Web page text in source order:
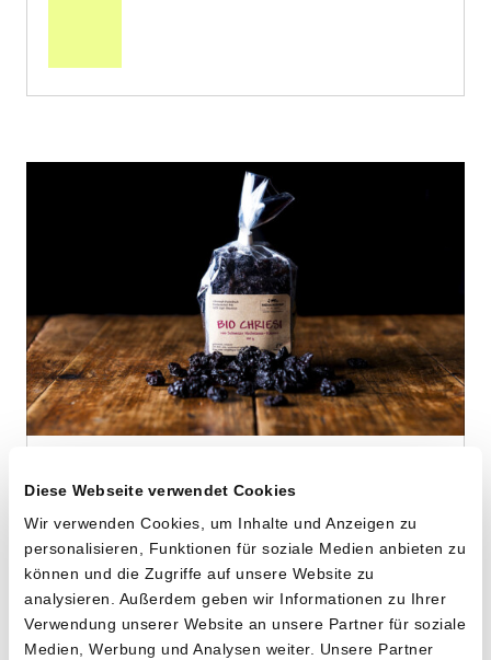
Diese Webseite verwendet Cookies
Wir verwenden Cookies, um Inhalte und Anzeigen zu
personalisieren, Funktionen für soziale Medien anbieten zu
können und die Zugriffe auf unsere Website zu
analysieren. Außerdem geben wir Informationen zu Ihrer
Verwendung unserer Website an unsere Partner für soziale
Medien, Werbung und Analysen weiter. Unsere Partner
Dörrkirschen
von Riedackerhof aus Gipf-Oberfrick, AG
100g
CHF13.40